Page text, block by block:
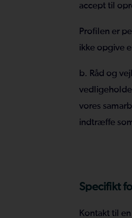
accept til
Profilen er
ikke opgive
b. Råd og
vores
indtræffe
Specifikt
Kontakt til